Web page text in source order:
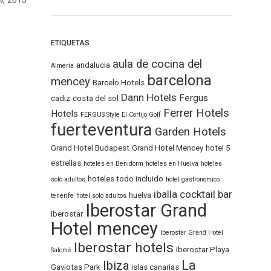
ETIQUETAS
Almería andalucia aula de cocina del
mencey Barcelo Hotels barcelona
cadiz costa del sol Dann Hotels Fergus
Hotels FERGUS Style El Cortijo Golf Ferrer Hotels
fuerteventura Garden Hotels
Grand Hotel Budapest Grand Hotel Mencey hotel 5
estrellas hoteles en Benidorm hoteles en Huelva hoteles
solo adultos hoteles todo incluido hotel gastronomico
tenerife hotel solo adultos huelva iballa cocktail bar
Iberostar Iberostar Grand
Hotel mencey Iberostar Grand Hotel
Salomé Iberostar hotels Iberostar Playa
Gaviotas Park Ibiza islas canarias La